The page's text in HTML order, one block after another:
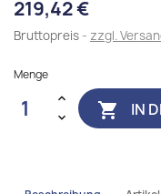
219,42 €
Bruttopreis zzgl.
Menge
 IN